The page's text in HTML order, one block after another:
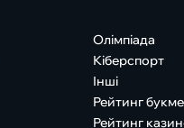
Олімпіада
Кіберспорт
Інші
Рейтинг
Рейтинг